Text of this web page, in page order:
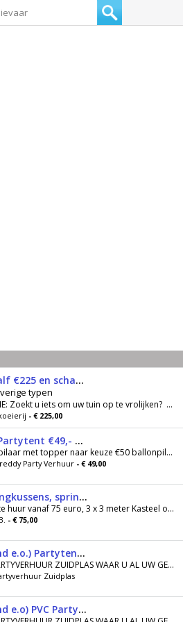
decoratie kalf €225 en schaap €85 polyester lammetjes €25
typen
TUINDECORATIE: Zoekt u iets om uw tuin op te vrolijken? Zoek niet verder; een levens echt schaap met lammetjes of kalfje, eventueel met een...
- € 225,00
Alle maten Partytent €49,- wij zetten de tent ook voor u op
ACTIE 2 ballonpilaar met topper naar keuze €50 ballonpilaren Freddy Party Verhuur is al jaren gespecialiseerd in het verhuren van Springkussens...
Party Verhuur - € 49,00
te huur springkussens, springkasteel, luchtkussen
Springkussen, te huur vanaf 75 euro, 3 x 3 meter Kasteel of jungle met glijbaan 100 euro 4x3 Krokodil met glijbaan, 125 euro 5x4 Vanaf 25 euro per...
- € 75,00
(Zuid-Holland e.o.) Partytent 6x4 6x6 6x8 6x10 6x12 huren
WELKOM BIJ PARTYVERHUUR ZUIDPLAS WAAR U AL UW GEHUURDE SPULLEN 4 DAGEN MAGGEBRUIKEN, BIJVOORBEELD VRIJDAG T/M MAANDAG! O.A.GRATIS...
Zuidplas
(Zuid-Holland e.o) PVC Partytent 4x4 4x6 4x8 4x10 4x12 huren